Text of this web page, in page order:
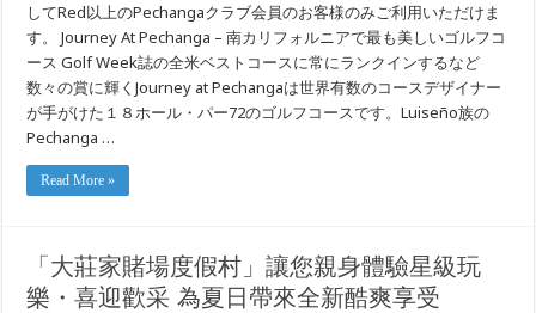
してRed以上のPechangaクラブ会員のお客様のみご利用いただけま
す。 Journey At Pechanga – 南カリフォルニアで最も美しいゴルフコ
ース Golf Week誌の全米ベストコースに常にランクインするなど
数々の賞に輝くJourney at Pechangaは世界有数のコースデザイナー
が手がけた１８ホール・パー72のゴルフコースです。Luiseño族の
Pechanga …
Read More »
「大莊家賭場度假村」讓您親身體驗星級玩
樂・喜迎歡采 為夏日帶來全新酷爽享受